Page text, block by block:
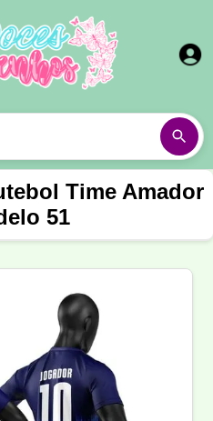
Time Amador
51